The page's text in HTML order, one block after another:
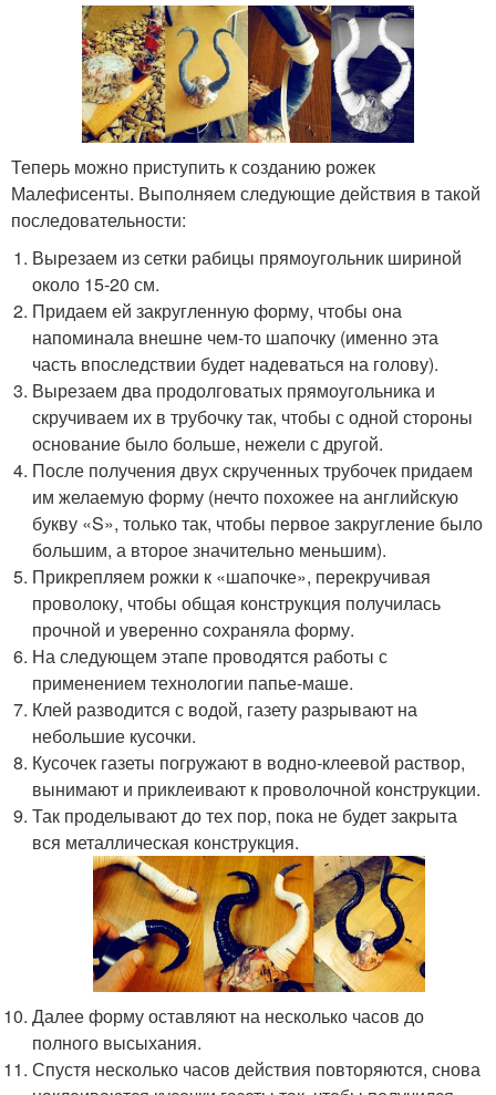
Теперь можно приступить к созданию рожек
Малефисенты. Выполняем следующие действия в такой
последовательности:
Вырезаем из сетки рабицы прямоугольник шириной
около 15-20 см.
Придаем ей закругленную форму, чтобы она
напоминала внешне чем-то шапочку (именно эта
часть впоследствии будет надеваться на голову).
Вырезаем два продолговатых прямоугольника и
скручиваем их в трубочку так, чтобы с одной стороны
основание было больше, нежели с другой.
После получения двух скрученных трубочек придаем
им желаемую форму (нечто похожее на английскую
букву «S», только так, чтобы первое закругление было
большим, а второе значительно меньшим).
Прикрепляем рожки к «шапочке», перекручивая
проволоку, чтобы общая конструкция получилась
прочной и уверенно сохраняла форму.
На следующем этапе проводятся работы с
применением технологии папье-маше.
Клей разводится с водой, газету разрывают на
небольшие кусочки.
Кусочек газеты погружают в водно-клеевой раствор,
вынимают и приклеивают к проволочной конструкции.
Так проделывают до тех пор, пока не будет закрыта
вся металлическая конструкция.
Далее форму оставляют на несколько часов до
полного высыхания.
Спустя несколько часов действия повторяются, снова